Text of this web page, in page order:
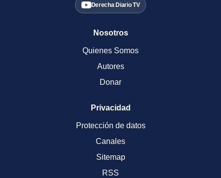
Derecha Diario TV
Nosotros
Quienes Somos
Autores
Donar
Privacidad
Protección de datos
Canales
Sitemap
RSS